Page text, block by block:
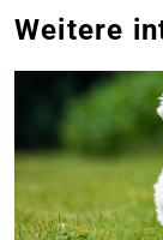
Weitere